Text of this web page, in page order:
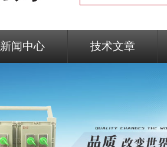
新闻中心 技术文章